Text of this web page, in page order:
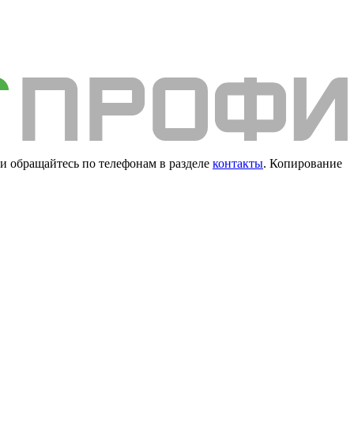
по телефонам в разделе контакты. Копирование